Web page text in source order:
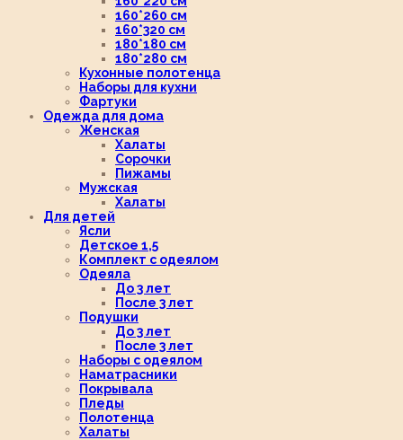
160*260 см
160*320 см
180*180 см
180*280 см
Кухонные полотенца
Наборы для кухни
Фартуки
Одежда для дома
Женская
Халаты
Сорочки
Пижамы
Мужская
Халаты
Для детей
Ясли
Детское 1,5
Комплект с одеялом
Одеяла
До 3 лет
После 3 лет
Подушки
До 3 лет
После 3 лет
Наборы с одеялом
Наматрасники
Покрывала
Пледы
Полотенца
Халаты